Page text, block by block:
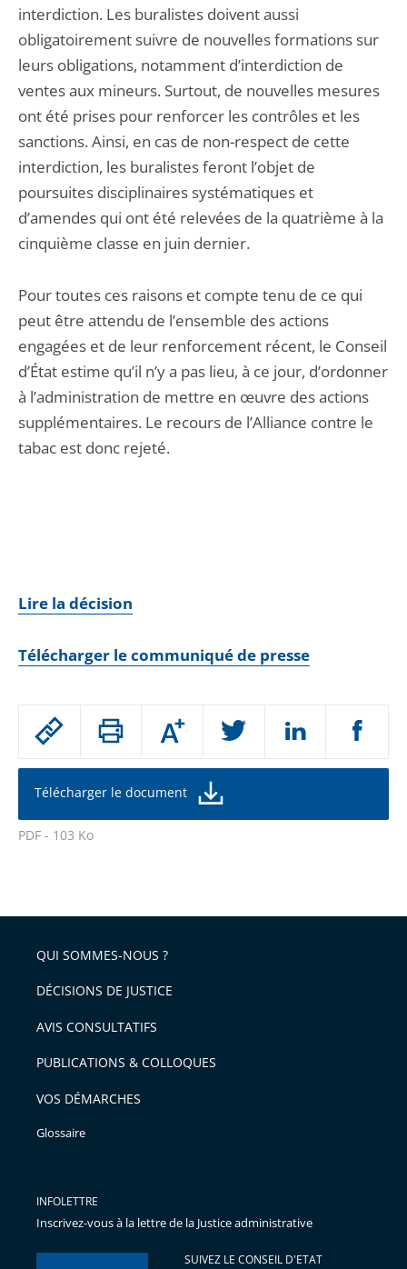
Passer
partage
de
l'article
pour
Augmenter
ou
la
de
police
Télécharger le document
PDF - 103 Ko
l'article
pour
avant
interdiction. Les buralistes doivent aussi
obligatoirement suivre de nouvelles formations sur
leurs obligations, notamment d’interdiction de
ventes aux mineurs. Surtout, de nouvelles mesures
ont été prises pour renforcer les contrôles et les
sanctions. Ainsi, en cas de non-respect de cette
interdiction, les buralistes feront l’objet de
poursuites disciplinaires systématiques et
d’amendes qui ont été relevées de la quatrième à la
cinquième classe en juin dernier.
Pour toutes ces raisons et compte tenu de ce qui
peut être attendu de l’ensemble des actions
engagées et de leur renforcement récent, le Conseil
d’État estime qu’il n’y a pas lieu, à ce jour, d’ordonner
à l’administration de mettre en œuvre des actions
supplémentaires. Le recours de l’Alliance contre le
tabac est donc rejeté.
Lire la décision
Télécharger le communiqué de presse
QUI SOMMES-NOUS ?
DÉCISIONS DE JUSTICE
AVIS CONSULTATIFS
PUBLICATIONS & COLLOQUES
VOS DÉMARCHES
Glossaire
INFOLETTRE
Inscrivez-vous à la lettre de la Justice administrative
SUIVEZ LE CONSEIL D'ETAT